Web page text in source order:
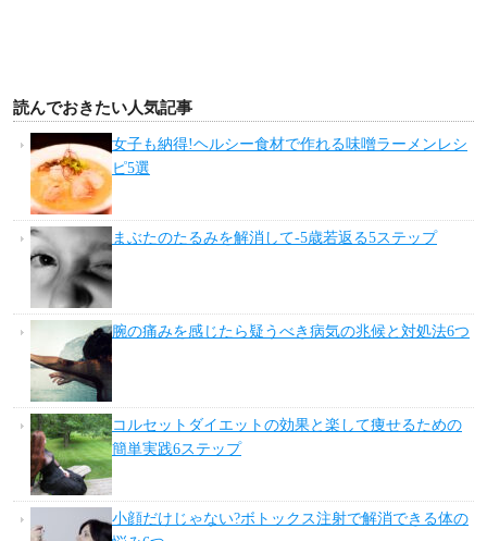
読んでおきたい人気記事
女子も納得!ヘルシー食材で作れる味噌ラーメンレシ
ピ5選
まぶたのたるみを解消して-5歳若返る5ステップ
腕の痛みを感じたら疑うべき病気の兆候と対処法6つ
コルセットダイエットの効果と楽して痩せるための
簡単実践6ステップ
小顔だけじゃない?ボトックス注射で解消できる体の